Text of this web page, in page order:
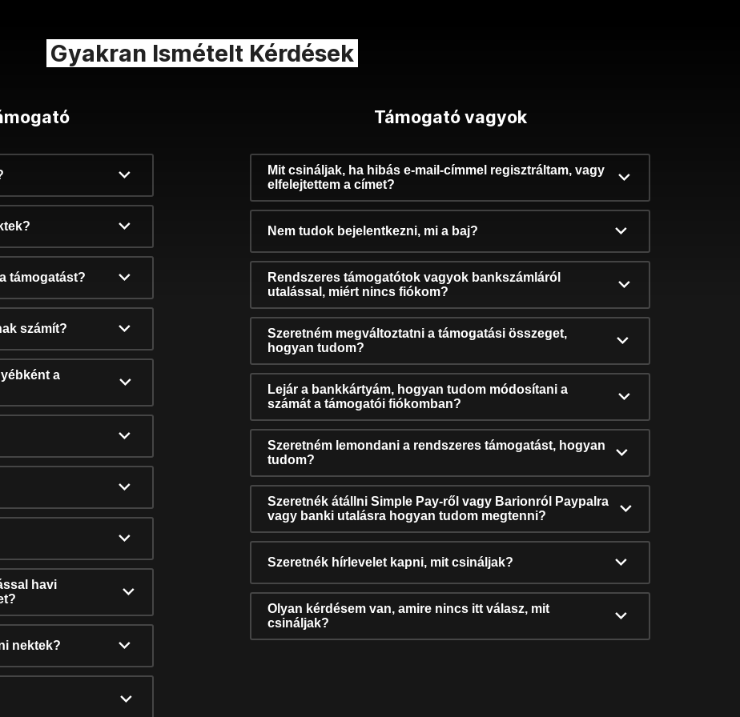
Gyakran Ismételt Kérdések
támogatást?
számít?
a
havi
nektek?
Támogató vagyok
Mit csináljak, ha hibás e-mail-címmel regisztráltam, vagy
elfelejtettem a címet?
Nem tudok bejelentkezni, mi a baj?
Rendszeres támogatótok vagyok bankszámláról
utalással, miért nincs fiókom?
Szeretném megváltoztatni a támogatási összeget,
hogyan tudom?
Lejár a bankkártyám, hogyan tudom módosítani a
számát a támogatói fiókomban?
Szeretném lemondani a rendszeres támogatást, hogyan
tudom?
Szeretnék átállni Simple Pay-ről vagy Barionról Paypalra
vagy banki utalásra hogyan tudom megtenni?
Szeretnék hírlevelet kapni, mit csináljak?
Olyan kérdésem van, amire nincs itt válasz, mit
csináljak?